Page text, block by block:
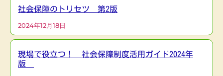
社会保障のトリセツ 第2版
2024年12月18日
現場で役立つ！ 社会保障制度活用ガイド2024年
版